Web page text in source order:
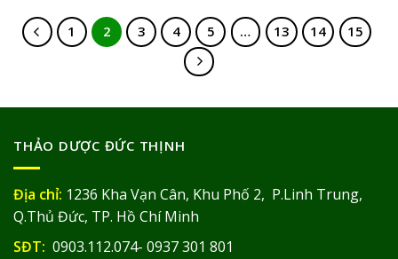
1 2 3 4 5 … 13 14 15
THẢO DƯỢC ĐỨC THỊNH
Địa chỉ: 1236 Kha Vạn Cân, Khu Phố 2, P.Linh Trung,
Q.Thủ Đức, TP. Hồ Chí Minh
SĐT: 0903.112.074- 0937 301 801